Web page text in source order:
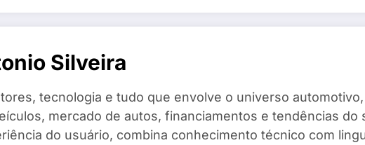
Silveira
tecnologia e tudo que envolve o universo
mercado de autos, financiamentos e tendências do
do usuário, combina conhecimento técnico com